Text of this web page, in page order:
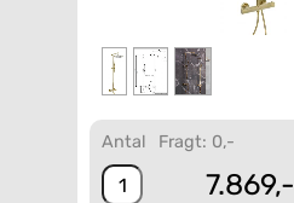
Antal Fragt: 0,-
7.869,-